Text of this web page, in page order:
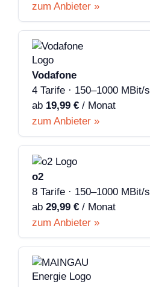
zum Anbieter »
Vodafone
4 Tarife · 150–1000 MBit/s
ab 19,99 € / Monat
zum Anbieter »
o2
8 Tarife · 150–1000 MBit/s
ab 29,99 € / Monat
zum Anbieter »